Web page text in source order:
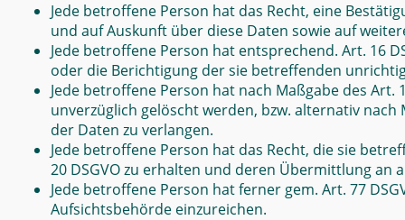
Jede betroffene Person hat das Recht, eine
und auf Auskunft über diese Daten sowie auf
Jede betroffene Person hat entsprechend. Art. 16
oder die Berichtigung der sie betreffenden
Jede betroffene Person hat nach Maßgabe des Art.
unverzüglich gelöscht werden, bzw. alternativ
der Daten zu verlangen.
Jede betroffene Person hat das Recht, die sie
20 DSGVO zu erhalten und deren Übermittlung an
Jede betroffene Person hat ferner gem. Art. 77
Aufsichtsbehörde einzureichen.